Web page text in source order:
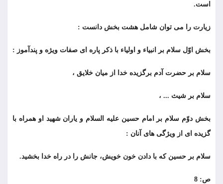
است.
زیارت را می توان شامل هشت بخش دانست :
بخش اوّل سلام بر انبیاء و اولیاء با ذکر پاره ای صفات ویژه و پندآموز :
سلام بر حضرت آدم برگزیده خدا از میان خلایق ،
سلام بر شیث ... ،
بخش دوّم سلام بر امام حسین علیه السلام و یاران شهید او همراه با
گزیده ای از ویژگی های آنان :
سلام بر حسین که با دادن خون خویش، جانش را در راه خدا بخشید.
ص: 8